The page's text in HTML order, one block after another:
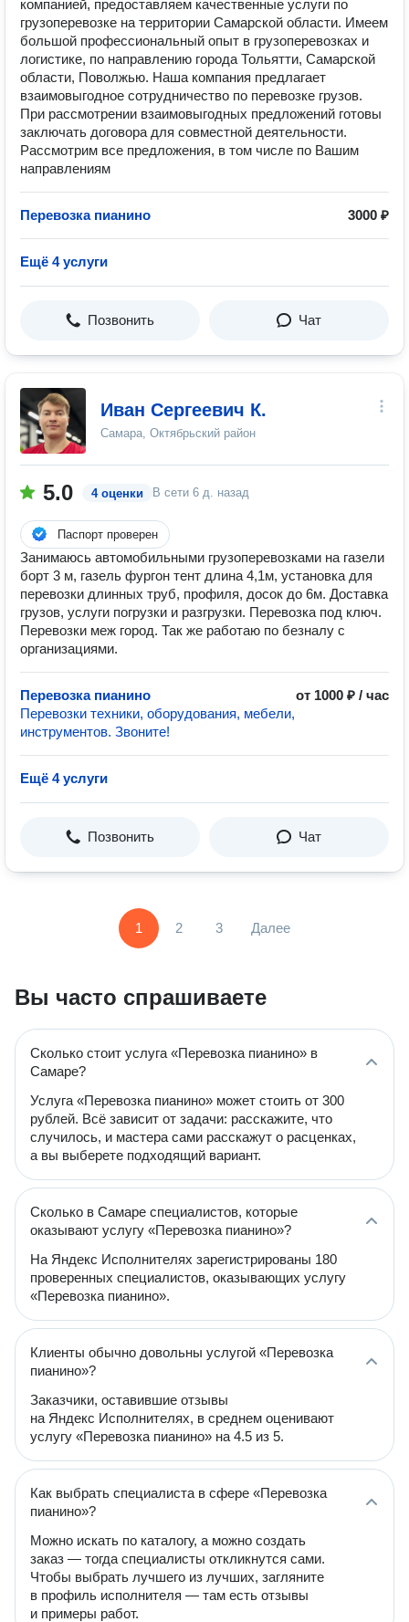
компанией, предоставляем качественные услуги по
грузоперевозке на территории Самарской области. Имеем
большой профессиональный опыт в грузоперевозках и
логистике, по направлению города Тольятти, Самарской
области, Поволжью. Наша компания предлагает
взаимовыгодное сотрудничество по перевозке грузов.
При рассмотрении взаимовыгодных предложений готовы
заключать договора для совместной деятельности.
Рассмотрим все предложения, в том числе по Вашим
направлениям
Перевозка пианино 3000 ₽
Ещё 4 услуги
Позвонить Чат
Иван Сергеевич К.
Самара, Октябрьский район
5.0 4 оценки В сети 6 д. назад
Паспорт проверен
Занимаюсь автомобильными грузоперевозками на газели
борт 3 м, газель фургон тент длина 4,1м, установка для
перевозки длинных труб, профиля, досок до 6м. Доставка
грузов, услуги погрузки и разгрузки. Перевозка под ключ.
Перевозки меж город. Так же работаю по безналу с
организациями.
Перевозка пианино
от 1000 ₽ / час
Перевозки техники, оборудования, мебели,
инструментов. Звоните!
Ещё 4 услуги
Позвонить Чат
1 2 3 Далее
Вы часто спрашиваете
Сколько стоит услуга «Перевозка пианино» в
Самаре?
Услуга «Перевозка пианино» может стоить от 300
рублей. Всё зависит от задачи: расскажите, что
случилось, и мастера сами расскажут о расценках,
а вы выберете подходящий вариант.
Сколько в Самаре специалистов, которые
оказывают услугу «Перевозка пианино»?
На Яндекс Исполнителях зарегистрированы 180
проверенных специалистов, оказывающих услугу
«Перевозка пианино».
Клиенты обычно довольны услугой «Перевозка
пианино»?
Заказчики, оставившие отзывы
на Яндекс Исполнителях, в среднем оценивают
услугу «Перевозка пианино» на 4.5 из 5.
Как выбрать специалиста в сфере «Перевозка
пианино»?
Можно искать по каталогу, а можно создать
заказ — тогда специалисты откликнутся сами.
Чтобы выбрать лучшего из лучших, загляните
в профиль исполнителя — там есть отзывы
и примеры работ.